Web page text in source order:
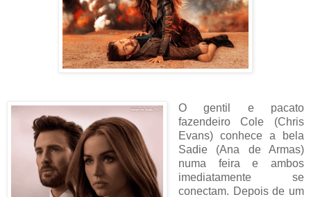
O gentil e pacato
fazendeiro Cole (Chris
Evans) conhece a bela
Sadie (Ana de Armas)
numa feira e ambos
imediatamente se
conectam. Depois de um